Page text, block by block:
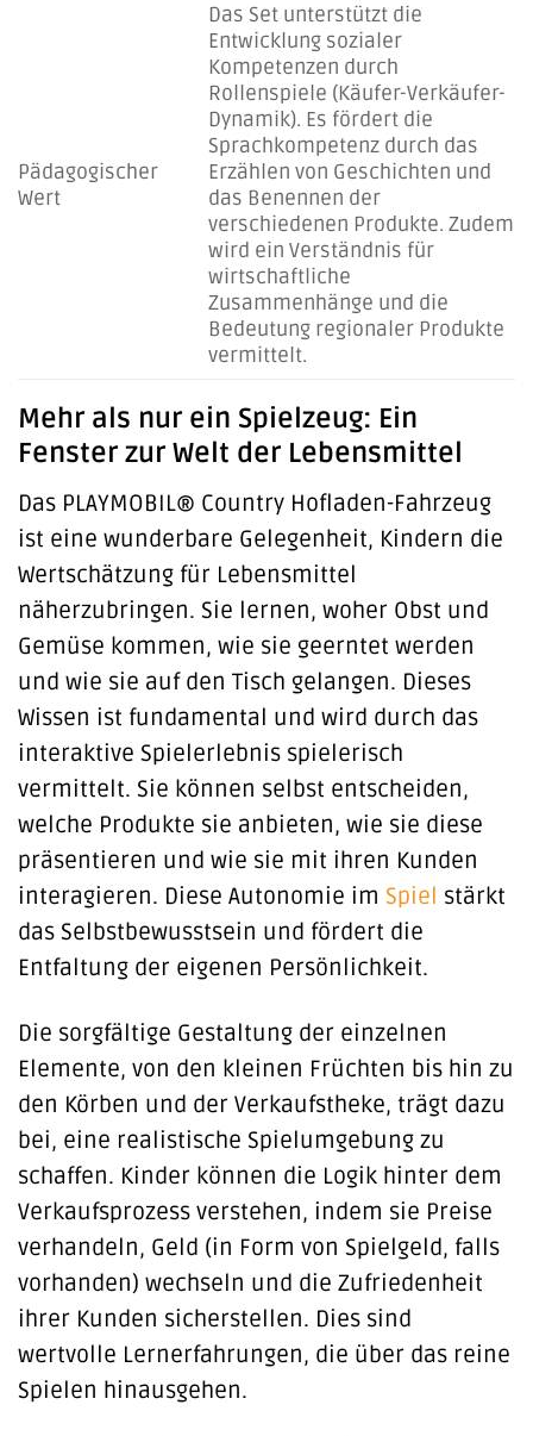
Pädagogischer
Wert
Das Set unterstützt die
Entwicklung sozialer
Kompetenzen durch
Rollenspiele (Käufer-Verkäufer-
Dynamik). Es fördert die
Sprachkompetenz durch das
Erzählen von Geschichten und
das Benennen der
verschiedenen Produkte. Zudem
wird ein Verständnis für
wirtschaftliche
Zusammenhänge und die
Bedeutung regionaler Produkte
vermittelt.
Mehr als nur ein Spielzeug: Ein
Fenster zur Welt der Lebensmittel
Das PLAYMOBIL® Country Hofladen-Fahrzeug
ist eine wunderbare Gelegenheit, Kindern die
Wertschätzung für Lebensmittel
näherzubringen. Sie lernen, woher Obst und
Gemüse kommen, wie sie geerntet werden
und wie sie auf den Tisch gelangen. Dieses
Wissen ist fundamental und wird durch das
interaktive Spielerlebnis spielerisch
vermittelt. Sie können selbst entscheiden,
welche Produkte sie anbieten, wie sie diese
präsentieren und wie sie mit ihren Kunden
interagieren. Diese Autonomie im Spiel stärkt
das Selbstbewusstsein und fördert die
Entfaltung der eigenen Persönlichkeit.
Die sorgfältige Gestaltung der einzelnen
Elemente, von den kleinen Früchten bis hin zu
den Körben und der Verkaufstheke, trägt dazu
bei, eine realistische Spielumgebung zu
schaffen. Kinder können die Logik hinter dem
Verkaufsprozess verstehen, indem sie Preise
verhandeln, Geld (in Form von Spielgeld, falls
vorhanden) wechseln und die Zufriedenheit
ihrer Kunden sicherstellen. Dies sind
wertvolle Lernerfahrungen, die über das reine
Spielen hinausgehen.